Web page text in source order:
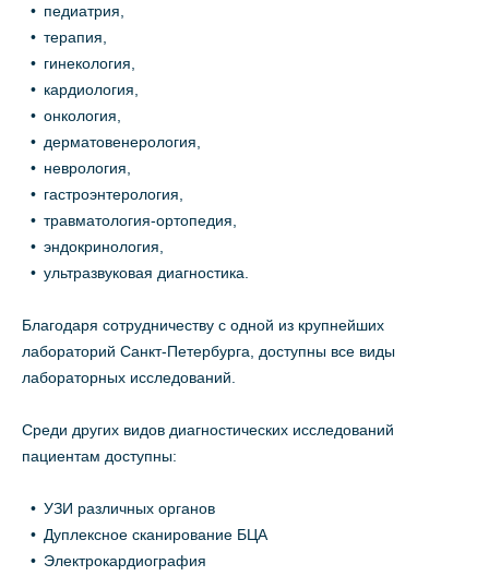
педиатрия,
терапия,
гинекология,
кардиология,
онкология,
дерматовенерология,
неврология,
гастроэнтерология,
травматология-ортопедия,
эндокринология,
ультразвуковая диагностика.
Благодаря сотрудничеству с одной из крупнейших
лабораторий Санкт-Петербурга, доступны все виды
лабораторных исследований.
Среди других видов диагностических исследований
пациентам доступны:
УЗИ различных органов
Дуплексное сканирование БЦА
Электрокардиография